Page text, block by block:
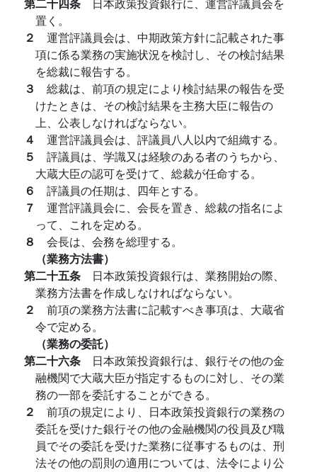
置く。
２ 運営評議員会は、中期政策方針に記載された事
項に係る業務の実施状況を検討し、その検討結果
を総裁に報告する。
３ 総裁は、前項の規定により検討結果の報告を受
けたときは、その検討結果を主務大臣に報告の
上、公表しなければならない。
４ 運営評議員会は、評議員八人以内で組織する。
５ 評議員は、学識又は経験のある者のうちから、
大蔵大臣の認可を受けて、総裁が任命する。
６ 評議員の任期は、四年とする。
７ 運営評議員会に、会長を置き、総裁の指名によ
って、これを定める。
８ 会長は、会務を総理する。
（業務方法書）
第二十五条 日本政策投資銀行は、業務開始の際、
業務方法書を作成しなければならない。
２ 前項の業務方法書に記載すべき事項は、大蔵省
令で定める。
（業務の委託）
第二十六条 日本政策投資銀行は、銀行その他の金
融機関で大蔵大臣が指定するものに対し、その業
務の一部を委託することができる。
２ 前項の規定により、日本政策投資銀行の業務の
委託を受けた銀行その他の金融機関の役員及び職
員でその委託を受けた業務に従事するものは、刑
法その他の罰則の適用については、法令により公